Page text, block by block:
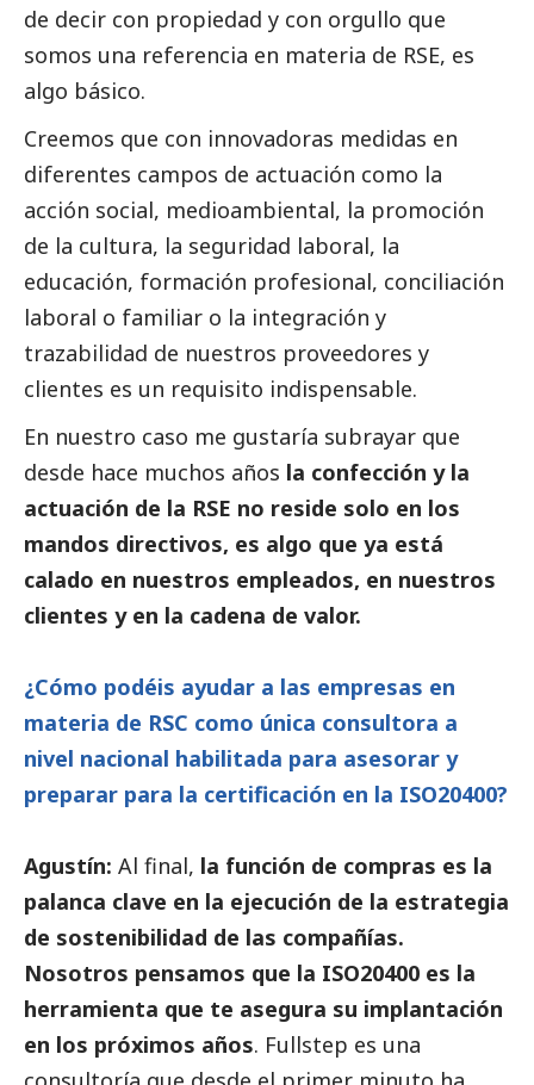
de decir con propiedad y con orgullo que
somos una referencia en materia de RSE, es
algo básico.
Creemos que con innovadoras medidas en
diferentes campos de actuación como la
acción social, medioambiental, la promoción
de la cultura, la seguridad laboral, la
educación, formación profesional, conciliación
laboral o familiar o la integración y
trazabilidad de nuestros proveedores y
clientes es un requisito indispensable.
En nuestro caso me gustaría subrayar que
desde hace muchos años la confección y la
actuación de la RSE no reside solo en los
mandos directivos, es algo que ya está
calado en nuestros empleados, en nuestros
clientes y en la cadena de valor.
¿Cómo podéis ayudar a las empresas en
materia de RSC como única consultora a
nivel nacional habilitada para asesorar y
preparar para la certificación en la ISO20400?
Agustín: Al final, la función de compras es la
palanca clave en la ejecución de la estrategia
de sostenibilidad de las compañías.
Nosotros pensamos que la ISO20400 es la
herramienta que te asegura su implantación
en los próximos años. Fullstep es una